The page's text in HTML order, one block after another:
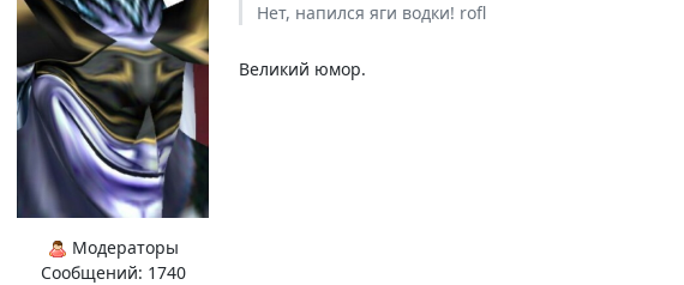
Модераторы
Сообщений: 1740
Нет, напился яги водки! rofl
Великий юмор.